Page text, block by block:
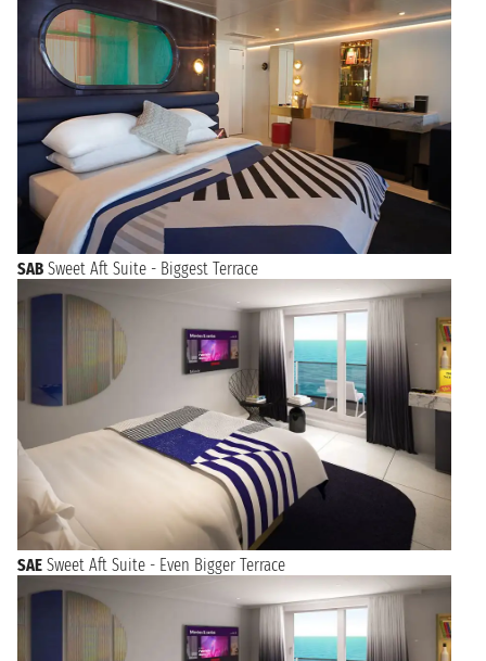
SAB Sweet Aft Suite - Biggest Terrace
SAE Sweet Aft Suite - Even Bigger Terrace